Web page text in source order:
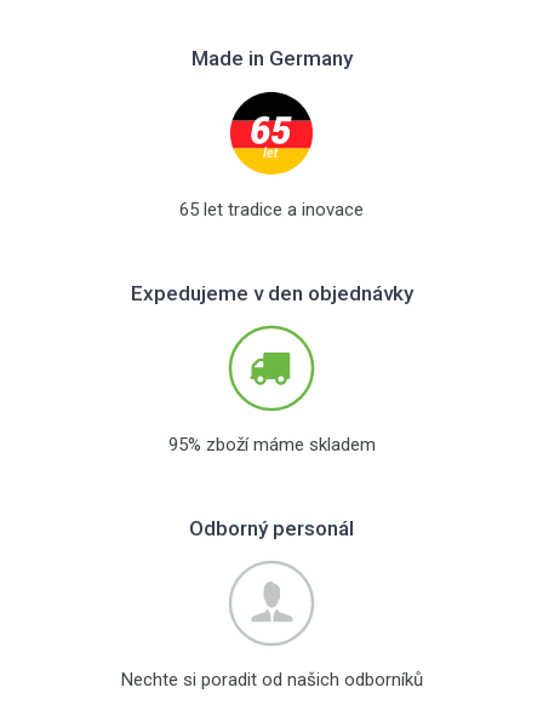
Made in Germany
65 let tradice a inovace
Expedujeme v den objednávky
95% zboží máme skladem
Odborný personál
Nechte si poradit od našich odborníků